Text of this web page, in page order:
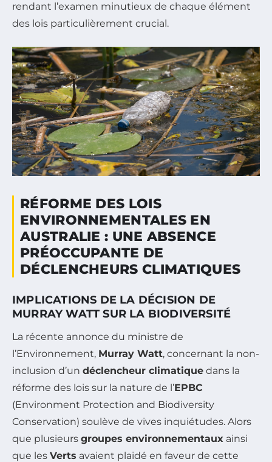
rendant l’examen minutieux de chaque élément
des lois particulièrement crucial.
RÉFORME DES LOIS
ENVIRONNEMENTALES EN
AUSTRALIE : UNE ABSENCE
PRÉOCCUPANTE DE
DÉCLENCHEURS CLIMATIQUES
IMPLICATIONS DE LA DÉCISION DE
MURRAY WATT SUR LA BIODIVERSITÉ
La récente annonce du ministre de
l’Environnement, Murray Watt, concernant la non-
inclusion d’un déclencheur climatique dans la
réforme des lois sur la nature de l’EPBC
(Environment Protection and Biodiversity
Conservation) soulève de vives inquiétudes. Alors
que plusieurs groupes environnementaux ainsi
que les Verts avaient plaidé en faveur de cette